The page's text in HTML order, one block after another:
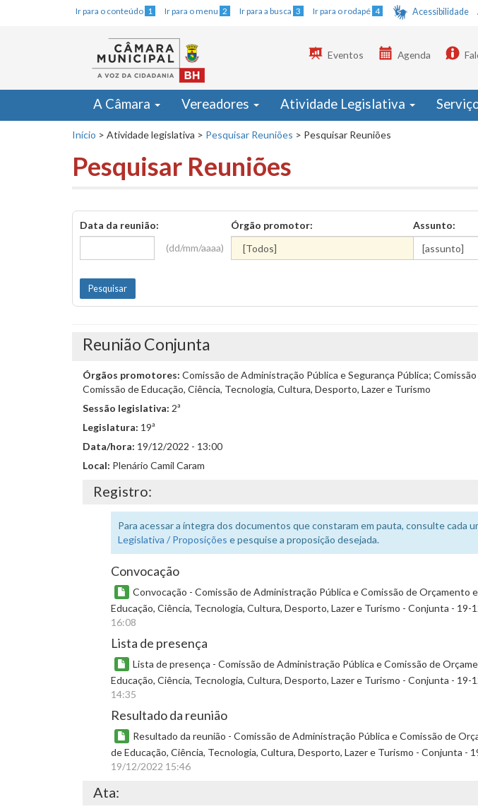
Ir para o conteúdo 1 Ir para o menu 2 Ir para a busca 3 Ir para o rodapé 4 Acessibilidade
Eventos Agenda
A Câmara Vereadores Atividade Legislativa
Início > Atividade legislativa > Pesquisar Reuniões > Pesquisar Reuniões
Pesquisar Reuniões
Data da reunião:
(dd/mm/aaaa)
Órgão promotor: Assunto:
Reunião Conjunta
Órgãos promotores: Comissão de Administração Pública e Segurança Pública;
Comissão de Educação, Ciência, Tecnologia, Cultura, Desporto, Lazer e Turismo
Sessão legislativa: 2ª
Legislatura: 19ª
Data/hora: 19/12/2022 - 13:00
Local: Plenário Camil Caram
Registro:
Para acessar a íntegra dos documentos que constaram em pauta, consulte cada
Legislativa / Proposições e pesquise a proposição desejada.
Convocação
Convocação - Comissão de Administração Pública e Comissão de Orçamento
Educação, Ciência, Tecnologia, Cultura, Desporto, Lazer e Turismo - Conjunta - 19-
16:08
Lista de presença
Lista de presença - Comissão de Administração Pública e Comissão de
Educação, Ciência, Tecnologia, Cultura, Desporto, Lazer e Turismo - Conjunta - 19-
14:35
Resultado da reunião
Resultado da reunião - Comissão de Administração Pública e Comissão de
de Educação, Ciência, Tecnologia, Cultura, Desporto, Lazer e Turismo - Conjunta -
19/12/2022 15:46
Ata: